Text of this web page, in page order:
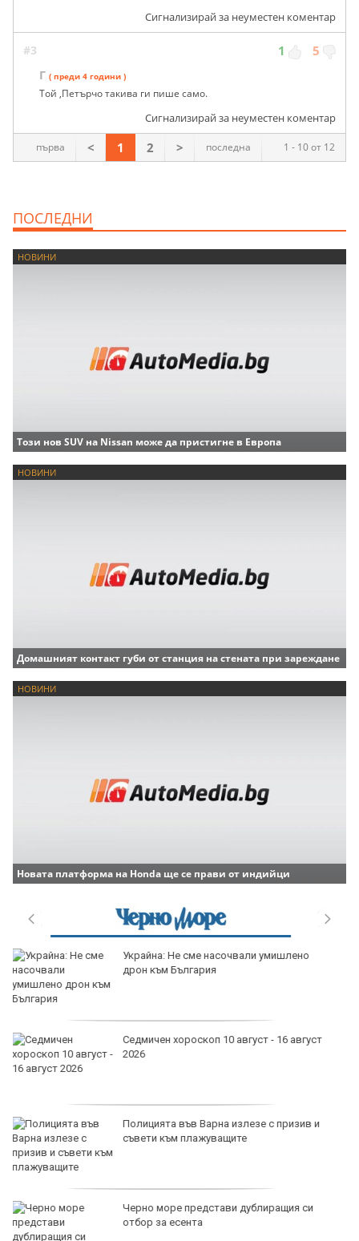
Сигнализирай за неуместен коментар
#3 1 5
Г ( преди 4 години )
Той ,Петърчо такива ги пише само.
Сигнализирай за неуместен коментар
1 - 10 от 12
първа < 1 2 > последна
ПОСЛЕДНИ
НОВИНИ
Този нов SUV на Nissan може да пристигне в Европа
НОВИНИ
Домашният контакт губи от станция на стената при зареждане
НОВИНИ
Новата платформа на Honda ще се прави от индийци
дава под наем, Двустаен апартамент, 67
m2 София, Център, 1080 EUR
продава, Двустаен апартамент, 48 m2
Варна, Младост 1, 83900 EUR
продава, Тристаен апартамент, 68 m2
Варна, Младост 2, 134900 EUR
продава, Двустаен апартамент, 73 m2
София, Малинова Долина, 146000 EUR